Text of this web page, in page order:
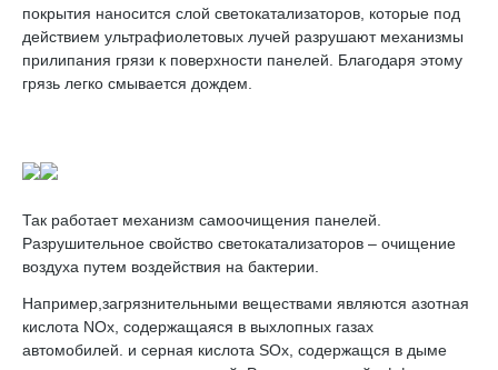
покрытия наносится слой светокатализаторов, которые под
действием ультрафиолетовых лучей разрушают механизмы
прилипания грязи к поверхности панелей. Благодаря этому
грязь легко смывается дождем.
Так работает механизм самоочищения панелей.
Разрушительное свойство светокатализаторов – очищение
воздуха путем воздействия на бактерии.
Например,загрязнительными веществами являются азотная
кислота NOx, содержащаяся в выхлопных газах
автомобилей. и серная кислота SOx, содержащся в дыме